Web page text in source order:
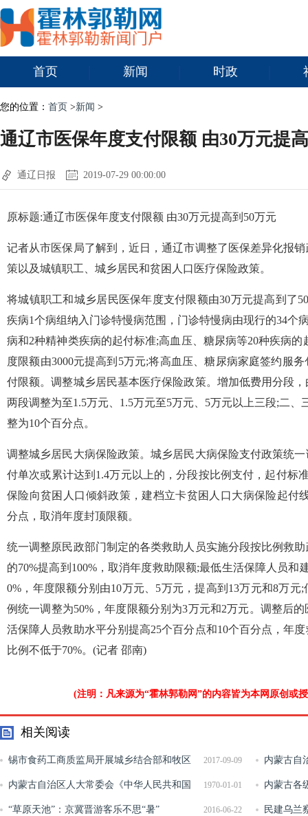
首页 新闻 时政
您的位置： 首页 >新闻 >
通辽市医保年度支付限额 由30万元提
通辽日报 2019-07-29 00:00:00
原标题:通辽市医保年度支付限额 由30万元提高到50万元
记者从市医保局了解到，近日，通辽市调整了医保差异化报
策以及城镇职工、城乡居民和贫困人口医疗保险政策。
将城镇职工和城乡居民医保年度支付限额由30万元提高到了
疾病1个病组纳入门诊特慢病范围，门诊特慢病由现行的34个
病和2种精神类疾病的起付标准;高血压、糖尿病等20种疾病的
度限额由3000元提高到5万元;将高血压、糖尿病家庭签约服
付限额。调整城乡居民基本医疗保险政策。增加低费用分段
两段调整为至1.5万元、1.5万元至5万元、5万元以上三段;二
整为10个百分点。
调整城乡居民大病保险政策。城乡居民大病保险支付政策统
付单次或累计达到1.4万元以上的，分段按比例支付，起付标
保险向贫困人口倾斜政策，建档立卡贫困人口大病保险起付
分点，取消年度封顶限额。
统一调整原民政部门制定的各类救助人员实施分段按比例救
的70%提高到100%，取消年度救助限额;最低生活保障人员和
0%，年度限额分别由10万元、5万元，提高到13万元和8万
例统一调整为50%，年度限额分别为3万元和2万元。调整后
活保障人员救助水平分别提高25个百分点和10个百分点，年
比例不低于70%。(记者 邵南)
(注明：凡来源为“霍林郭勒网”的内容皆为本网原创或
相关阅读
2017-09-09
锡市食药工商质监局开展城乡结合部和牧区
药品质量安全专项检查
内蒙古自
国家重点生
1970-01-01
内蒙古自治区人大常委会《中华人民共和国
固体废物污染环境防治法》执法检查公告
内蒙古各
酬
2016-06-22
“草原天池”：京冀晋游客乐不思“暑” 民建乌兰